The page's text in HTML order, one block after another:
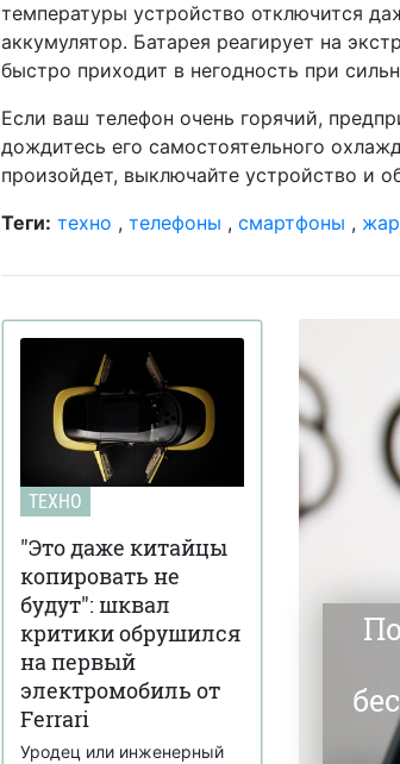
температуры устройство отключится
аккумулятор. Батарея реагирует на
быстро приходит в негодность при
Если ваш телефон очень горячий,
дождитесь его самостоятельного
произойдет, выключайте устройство и
Теги: техно , телефоны , смартфоны ,
ТЕХНО
"Это даже китайцы
копировать не
будут": шквал
критики обрушился
на первый
электромобиль от
Ferrari
Уродец или инженерный